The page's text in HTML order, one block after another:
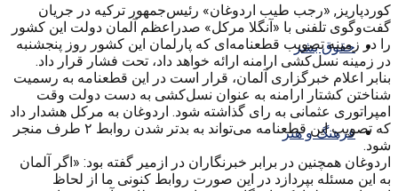
حقوق بشر
فرهنگ و هنر
کوردپاریز, «رجب طیب اردوغان» رئیس‌جمهور ترکیه در جریان
گفت‌وگوی تلفنی با «آنگلا مرکل» صدراعظم آلمان دولت این کشور
را در زمینه تصویب قطعنامه‌ای که پارلمان این کشور روز پنجشنبه
در زمینه نسل‌کشی ارامنه ارائه خواهد داد، تحت فشار قرار داد.
بنابر اعلام خبرگزاری آلمان، قرار است در این قطعنامه به رسمیت
شناختن کشتار ارامنه به عنوان نسل‌کشی به دست دولت وقت
امپراتوری عثمانی به رای گذاشته شود. اردوغان به مرکل هشدار داد
که تصویب این قطعنامه می‌تواند به بدتر شدن روابط ۲ طرف منجر
شود.
اردوغان همچنین در برابر خبرنگاران در ازمیر گفته بود: «اگر آلمان
به این مسئله بپردازد در این صورت روابط کنونی ما از لحاظ